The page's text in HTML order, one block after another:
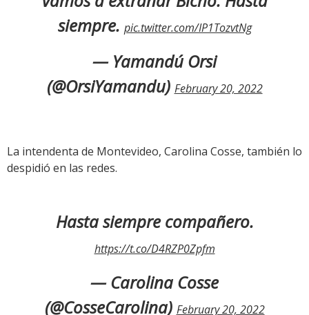
siempre. pic.twitter.com/IP1TozvtNg
— Yamandú Orsi
(@OrsiYamandu) February 20, 2022
La intendenta de Montevideo, Carolina Cosse, también lo
despidió en las redes.
Hasta siempre compañero.
https://t.co/D4RZP0Zpfm
— Carolina Cosse
(@CosseCarolina) February 20, 2022